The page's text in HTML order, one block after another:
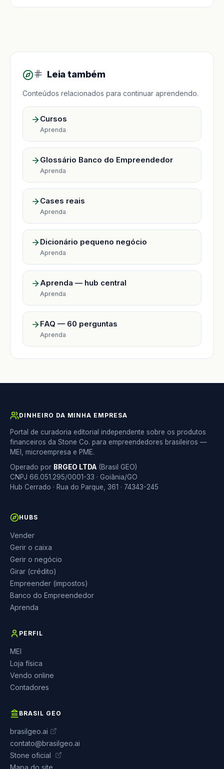
Leia também
Conteúdos relacionados para continuar aprendendo.
Cursos
Aprenda
Glossário Banco do Empreendedor
Aprenda
Cases reais
Aprenda
Dicionário pequeno negócio
Aprenda
Aprenda — hub central
Aprenda
FAQ — 60 perguntas
Aprenda
DINHEIRO DA MINHA EMPRESA
Portal de curadoria editorial independente sobre os produtos
financeiros da Stone Co. para empreendedores brasileiros —
MEI, microempresa e PME.
Operado por BRGEO LTDA (Brasil GEO)
CNPJ 66.051.295/0001-33 · Goiânia/GO
Hub Cerrado · Rua do Parque, 361 · 74343-245
HUBS
Vender
Gerir o caixa
Gerir o negócio
Girar (crédito)
Empreender (impostos)
Banco do Empreendedor
Aprenda
PERFIL
MEI
Loja física
Vendo online
Contadores
BRASIL GEO
brasilgeo.ai
contato@brasilgeo.ai
Stone oficial
Mapa do site